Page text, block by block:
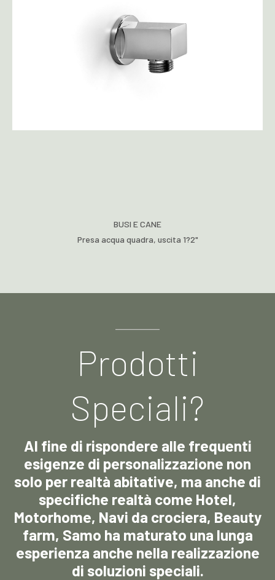
BUSI E CANE
Presa acqua quadra, uscita 1?2"
Prodotti
Speciali?
Al fine di rispondere alle frequenti
esigenze di personalizzazione non
solo per realtà abitative, ma anche di
specifiche realtà come Hotel,
Motorhome, Navi da crociera, Beauty
farm, Samo ha maturato una lunga
esperienza anche nella realizzazione
di soluzioni speciali.